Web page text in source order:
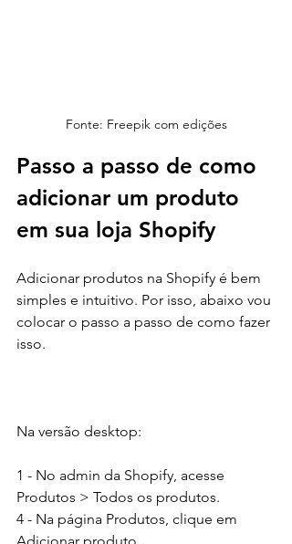
Fonte: Freepik com edições
Passo a passo de como
adicionar um produto
em sua loja Shopify
Adicionar produtos na Shopify é bem
simples e intuitivo. Por isso, abaixo vou
colocar o passo a passo de como fazer
isso.
Na versão desktop:
1 - No admin da Shopify, acesse
Produtos > Todos os produtos.
4 - Na página Produtos, clique em